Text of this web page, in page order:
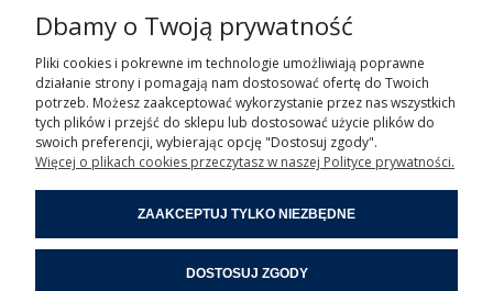
E-MAIL
tts@tts.com.pl
POMOC
INFORMACJE
Dbamy o Twoją prywatność
Pliki cookies i pokrewne im technologie umożliwiają poprawne
działanie strony i pomagają nam dostosować ofertę do Twoich
potrzeb. Możesz zaakceptować wykorzystanie przez nas wszystkich
tych plików i przejść do sklepu lub dostosować użycie plików do
swoich preferencji, wybierając opcję "Dostosuj zgody".
Więcej o plikach cookies przeczytasz w naszej Polityce prywatności.
ZAAKCEPTUJ TYLKO NIEZBĘDNE
DOSTOSUJ ZGODY